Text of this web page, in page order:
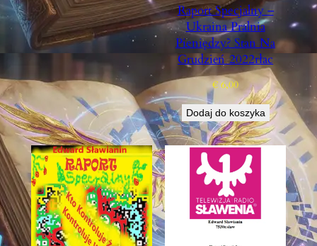
Raport Specjalny –
Ukraina Pralnia
Pieniędzy? Stan Na
Grudzień 2022rłac
€ 6,00
Dodaj do koszyka